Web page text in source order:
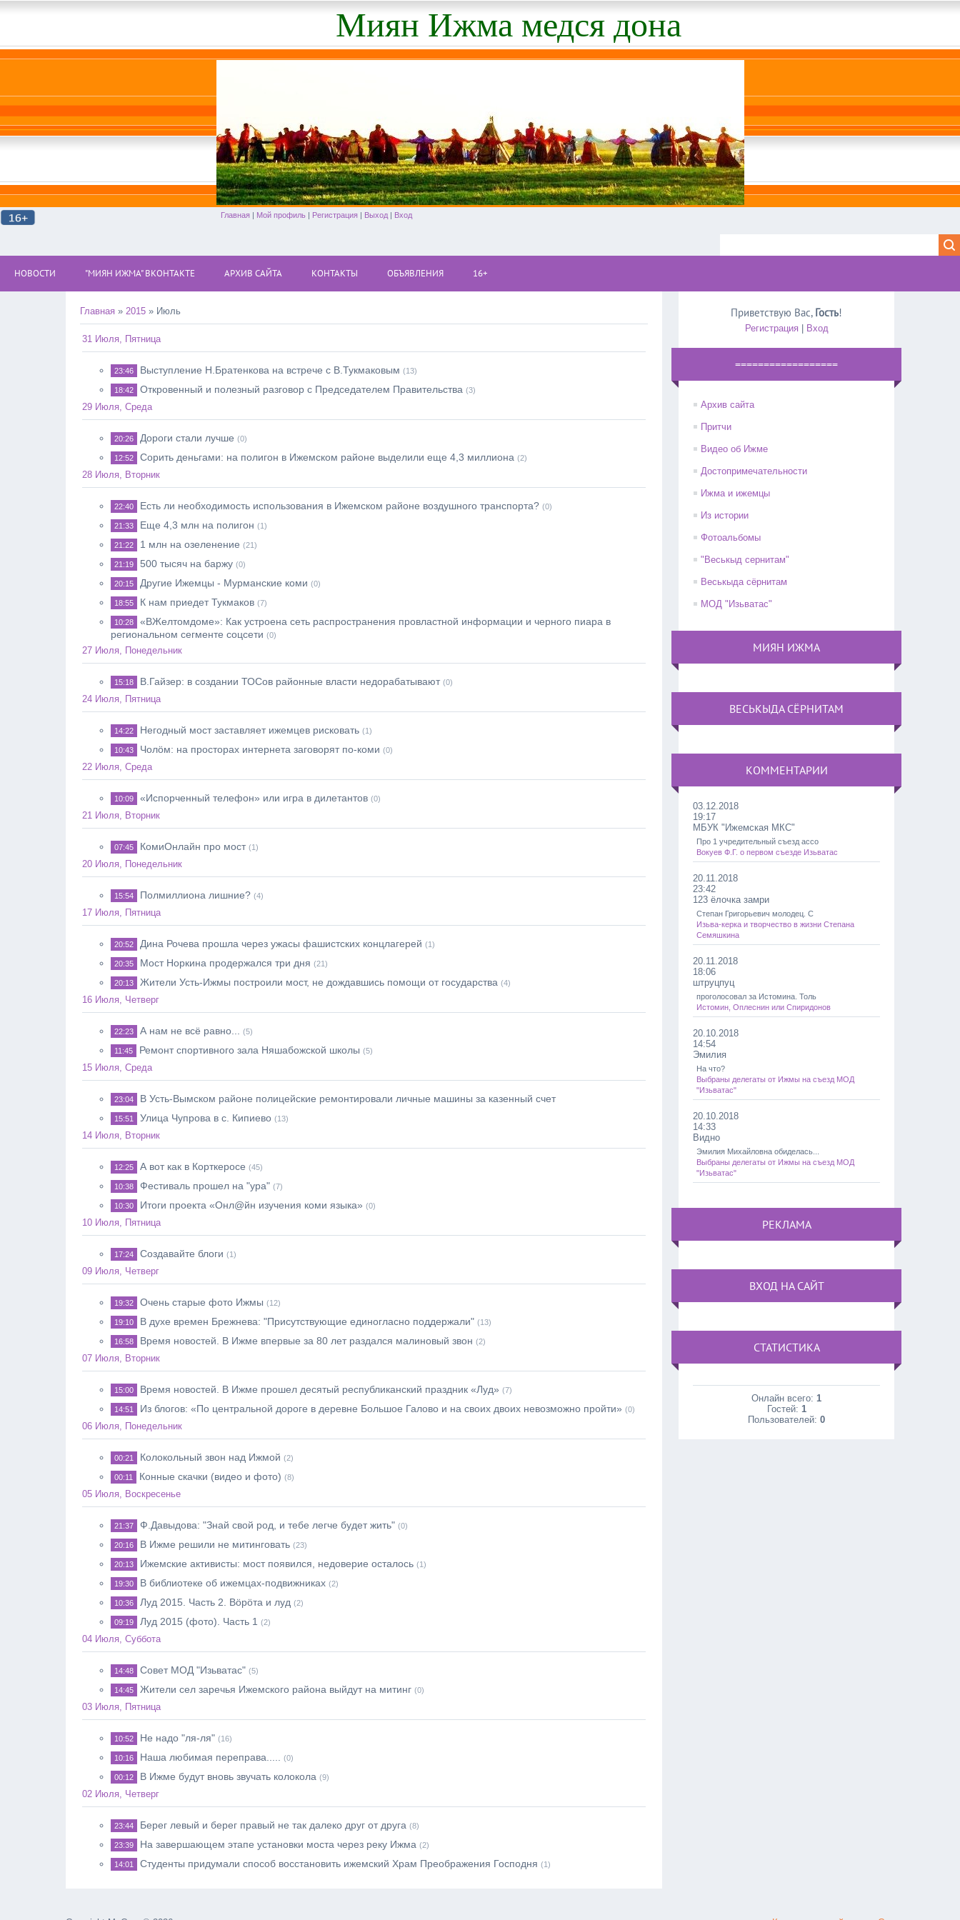
Миян Ижма медся дона
Главная | Мой профиль | Регистрация | Выход | Вход
НОВОСТИ "МИЯН ИЖМА" ВКОНТАКТЕ АРХИВ САЙТА КОНТАКТЫ ОБЪЯВЛЕНИЯ 16+
Главная » 2015 » Июль
31 Июля, Пятница
23:46 Выступление Н.Братенкова на встрече с В.Тукмаковым (13)
18:42 Откровенный и полезный разговор с Председателем Правительства (3)
29 Июля, Среда
20:26 Дороги стали лучше (0)
12:52 Сорить деньгами: на полигон в Ижемском районе выделили еще 4,3 миллиона (2)
28 Июля, Вторник
22:40 Есть ли необходимость использования в Ижемском районе воздушного транспорта? (0)
21:33 Еще 4,3 млн на полигон (1)
21:22 1 млн на озеленение (21)
21:19 500 тысяч на баржу (0)
20:15 Другие Ижемцы - Мурманские коми (0)
18:55 К нам приедет Тукмаков (7)
10:28
«ВЖелтомдоме»: Как устроена сеть распространения провластной информации и черного пиара в
региональном сегменте соцсети (0)
27 Июля, Понедельник
15:18 В.Гайзер: в создании ТОСов районные власти недорабатывают (0)
24 Июля, Пятница
14:22 Негодный мост заставляет ижемцев рисковать (1)
10:43 Чолöм: на просторах интернета заговорят по-коми (0)
22 Июля, Среда
10:09 «Испорченный телефон» или игра в дилетантов (0)
21 Июля, Вторник
07:45 КомиОнлайн про мост (1)
20 Июля, Понедельник
15:54 Полмиллиона лишние? (4)
17 Июля, Пятница
20:52 Дина Рочева прошла через ужасы фашистских концлагерей (1)
20:35 Мост Норкина продержался три дня (21)
20:13 Жители Усть-Ижмы построили мост, не дождавшись помощи от государства (4)
16 Июля, Четверг
22:23 А нам не всё равно... (5)
11:45 Ремонт спортивного зала Няшабожской школы (5)
15 Июля, Среда
23:04 В Усть-Вымском районе полицейские ремонтировали личные машины за казенный счет
15:51 Улица Чупрова в с. Кипиево (13)
14 Июля, Вторник
12:25 А вот как в Корткеросе (45)
10:38 Фестиваль прошел на "ура" (7)
10:30 Итоги проекта «Онл@йн изучения коми языка» (0)
10 Июля, Пятница
17:24 Создавайте блоги (1)
09 Июля, Четверг
19:32 Очень старые фото Ижмы (12)
19:10 В духе времен Брежнева: "Присутствующие единогласно поддержали" (13)
16:58 Время новостей. В Ижме впервые за 80 лет раздался малиновый звон (2)
07 Июля, Вторник
15:00 Время новостей. В Ижме прошел десятый республиканский праздник «Луд» (7)
14:51 Из блогов: «По центральной дороге в деревне Большое Галово и на своих двоих невозможно пройти» (0)
06 Июля, Понедельник
00:21 Колокольный звон над Ижмой (2)
00:11 Конные скачки (видео и фото) (8)
05 Июля, Воскресенье
21:37 Ф.Давыдова: "Знай свой род, и тебе легче будет жить" (0)
20:16 В Ижме решили не митинговать (23)
20:13 Ижемские активисты: мост появился, недоверие осталось (1)
19:30 В библиотеке об ижемцах-подвижниках (2)
10:36 Луд 2015. Часть 2. Вöрöта и луд (2)
09:19 Луд 2015 (фото). Часть 1 (2)
04 Июля, Суббота
14:48 Совет МОД "Изьватас" (5)
14:45 Жители сел заречья Ижемского района выйдут на митинг (0)
03 Июля, Пятница
10:52 Не надо "ля-ля" (16)
10:16 Наша любимая переправа..... (0)
00:12 В Ижме будут вновь звучать колокола (9)
02 Июля, Четверг
23:44 Берег левый и берег правый не так далеко друг от друга (8)
23:39 На завершающем этапе установки моста через реку Ижма (2)
14:01 Студенты придумали способ восстановить ижемский Храм Преображения Господня (1)
Приветствую Вас, Гость!
Регистрация| Вход
==================
Архив сайта
Притчи
Видео об Ижме
Достопримечательности
Ижма и ижемцы
Из истории
Фотоальбомы
"Веськыд сернитам"
Веськыда сёрнитам
МОД "Изьватас"
МИЯН ИЖМА
ВЕСЬКЫДА СЁРНИТАМ
КОММЕНТАРИИ
03.12.2018
19:17
МБУК "Ижемская МКС"
Про 1 учредительный съезд ассо
Вокуев Ф.Г. о первом съезде Изьватас
20.11.2018
23:42
123 ёлочка замри
Степан Григорьевич молодец. С
Изьва-керка и творчество в жизни Степана
Семяшкина
20.11.2018
18:06
штруцпуц
проголосовал за Истомина. Толь
Истомин, Оплеснин или Спиридонов
20.10.2018
14:54
Эмилия
На что?
Выбраны делегаты от Ижмы на съезд МОД
"Изьватас"
20.10.2018
14:33
Видно
Эмилия Михайловна обиделась...
Выбраны делегаты от Ижмы на съезд МОД
"Изьватас"
РЕКЛАМА
ВХОД НА САЙТ
СТАТИСТИКА
Онлайн всего:1
Гостей: 1
Пользователей:0